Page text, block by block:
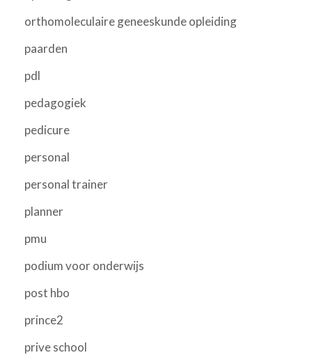
orthomoleculaire geneeskunde opleiding
paarden
pdl
pedagogiek
pedicure
personal
personal trainer
planner
pmu
podium voor onderwijs
post hbo
prince2
prive school